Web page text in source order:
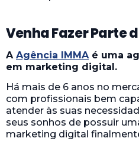
Venha Fazer Parte
A Agência IMMA é uma
em marketing digital.
Há mais de 6 anos no
com profissionais bem
atender às suas
seus sonhos de possuir
marketing digital